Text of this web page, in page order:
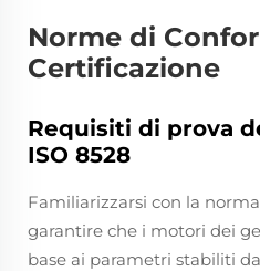
Norme di
Certificazione
Requisiti di prova
ISO 8528
Familiarizzarsi con la
garantire che i motori dei
base ai parametri stabiliti